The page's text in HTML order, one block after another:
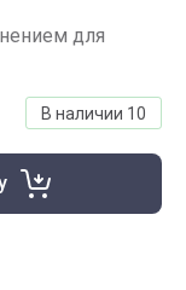
для
В наличии 10